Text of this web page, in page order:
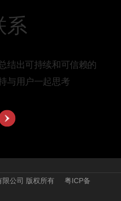
系
结出可持续和可信赖的
与用户一起思考
大道112号
公司 版权所有
粤ICP备